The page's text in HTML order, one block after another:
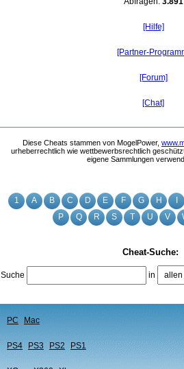
1 A B C D E F G H
P
Q R S T U V
Cheat-Suche:
Suche in
PC Mac
PS4 PS3 PS2 PS1
[Hilfe]
[Partner-
[Forum]
[Chat]
Diese Cheats stammen von MogelPower,
urheberrechtlich wie wettbewerbsrechtlich
eigene Sammlungen